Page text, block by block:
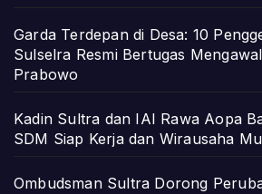
Garda Terdepan di Desa: 10
Sulselra Resmi Bertugas
Prabowo
Kadin Sultra dan IAI Rawa Aopa
SDM Siap Kerja dan Wirausaha
Ombudsman Sultra Dorong